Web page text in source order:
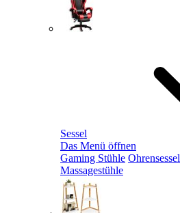
Sessel
Das Menü öffnen
Gaming Stühle Ohrensessel
Massagestühle